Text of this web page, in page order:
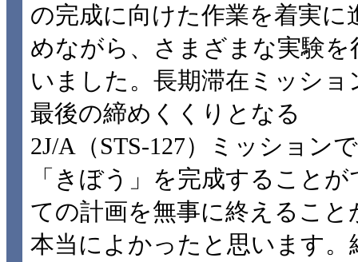
の完成に向けた作業を着実に
めながら、さまざまな実験を
いました。長期滞在ミッショ
最後の締めくくりとなる
2J/A（STS-127）ミッションで
「きぼう」を完成すること
ての計画を無事に終えるこ
本当によかったと思います